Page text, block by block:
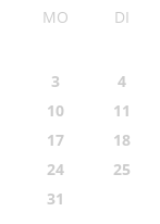
MO DI
3
4
10
11
17
18
24
25
31